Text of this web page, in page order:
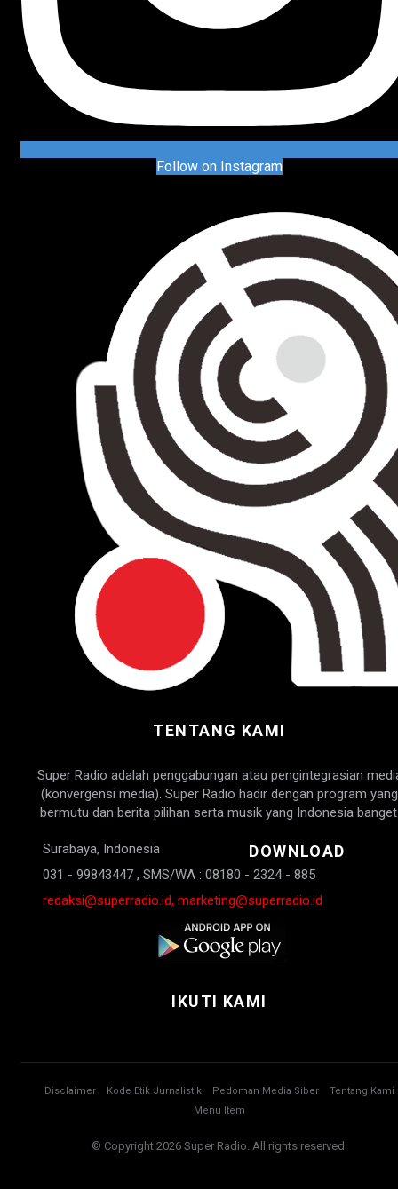
Follow on Instagram
TENTANG KAMI
Super Radio adalah penggabungan atau pengintegrasian
(konvergensi media). Super Radio hadir dengan program yang
bermutu dan berita pilihan serta musik yang Indonesia
Surabaya, Indonesia
031 - 99843447 , SMS/WA : 08180 - 2324 - 885
redaksi@superradio.id, marketing@superradio.id
DOWNLOAD
IKUTI KAMI
Disclaimer Kode Etik Jurnalistik Pedoman Media Siber
Tentang Kami
Menu Item
© Copyright 2026 Super Radio. All rights reserved.